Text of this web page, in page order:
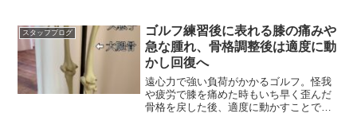
スタッフブログ
ゴルフ練習後に表れる膝の痛みや
急な腫れ、骨格調整後は適度に動
かし回復へ
遠心力で強い負荷がかかるゴルフ。怪我
や疲労で膝を痛めた時もいち早く歪んだ
骨格を戻した後、適度に動かすことで血